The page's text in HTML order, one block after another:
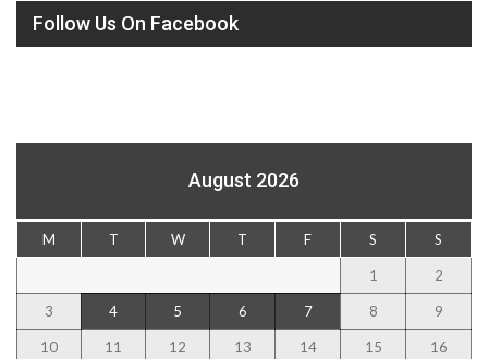
Follow Us On Facebook
August 2026
M T W T F S S
1 2
3 4 5 6 7 8 9
10 11 12 13 14 15 16